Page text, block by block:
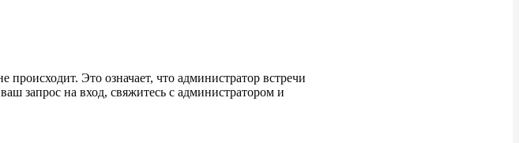
Это означает, что администратор встречи
запрос на вход, свяжитесь с администратором и